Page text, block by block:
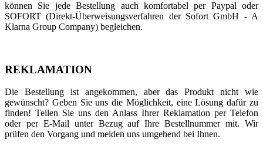
können Sie jede Bestellung auch komfortabel per Paypal oder
SOFORT (Direkt-Über­wei­sungs­ver­fah­ren der Sofort GmbH - A
Klarna Group Company) begleichen.
REKLAMATION
Die Bestellung ist angekommen, aber das Produkt nicht wie
gewünscht? Geben Sie uns die Möglichkeit, eine Lösung dafür zu
finden! Teilen Sie uns den Anlass Ihrer Reklamation per Telefon
oder per E-Mail unter Bezug auf Ihre Bestellnummer mit. Wir
prüfen den Vorgang und melden uns umgehend bei Ihnen.